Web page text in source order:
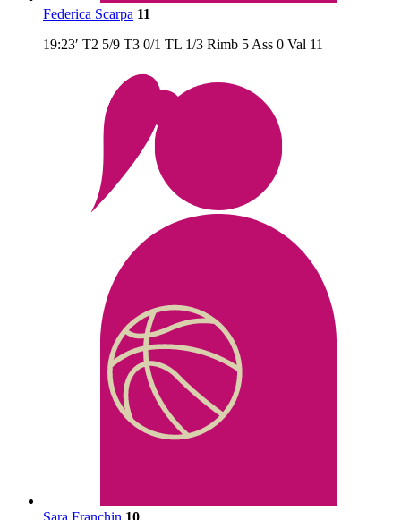
Federica Scarpa 11
19:23′ T2 5/9 T3 0/1 TL 1/3 Rimb 5 Ass 0 Val 11
Sara Franchin 10